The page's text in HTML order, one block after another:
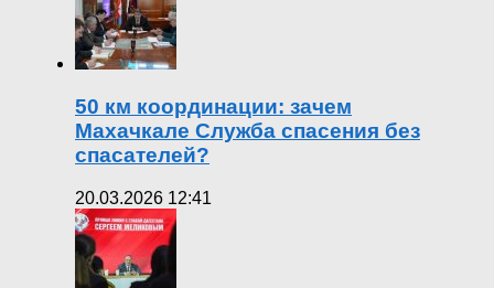
50 км координации: зачем
Махачкале Служба спасения без
спасателей?
20.03.2026 12:41